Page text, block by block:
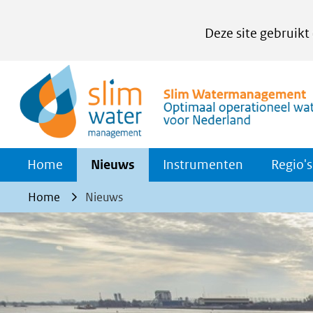
Deze site gebruikt
het
gebruik
van
cookies
deze
website
worden
of
Home Nieuws Instrumenten Regio's
Home Nieuws